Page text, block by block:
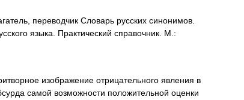
переводчик Словарь русских синонимов.
языка. Практический справочник. М.:
изображение отрицательного явления в
самой возможности положительной оценки